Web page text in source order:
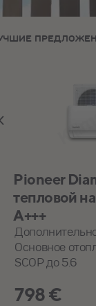
Gree Pular 09
Охлаждает до 30m²
Управление через
Гарантия 2 года
398 €
Pioneer
тепловой
A+++
Основное
SCOP до 5.6
798 €
Охлаждает
5-летняя
3 298 €